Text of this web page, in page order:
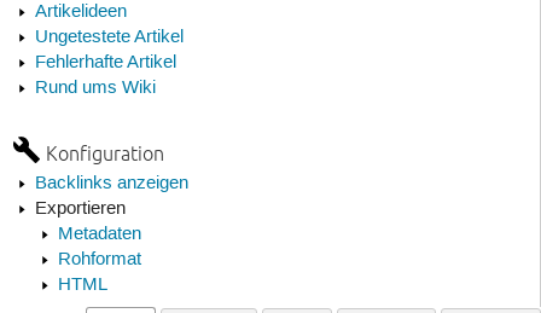
Artikelideen
Ungetestete Artikel
Fehlerhafte Artikel
Rund ums Wiki
Konfiguration
Backlinks anzeigen
Exportieren
Metadaten
Rohformat
HTML